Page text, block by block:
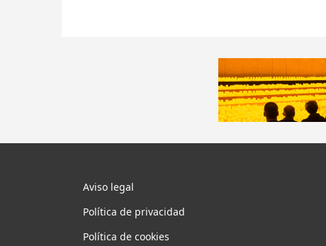
Aviso legal
Política de privacidad
Política de cookies